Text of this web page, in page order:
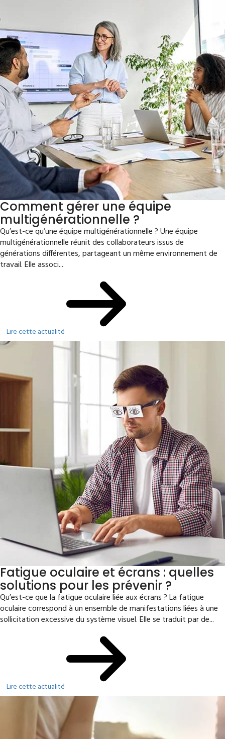
Comment gérer une équipe
multigénérationnelle ?
Qu’est-ce qu’une équipe multigénérationnelle ? Une équipe
multigénérationnelle réunit des collaborateurs issus de
générations différentes, partageant un même environnement de
travail. Elle associ...
Lire cette actualité
Fatigue oculaire et écrans : quelles
solutions pour les prévenir ?
Qu’est-ce que la fatigue oculaire liée aux écrans ? La fatigue
oculaire correspond à un ensemble de manifestations liées à une
sollicitation excessive du système visuel. Elle se traduit par de...
Lire cette actualité